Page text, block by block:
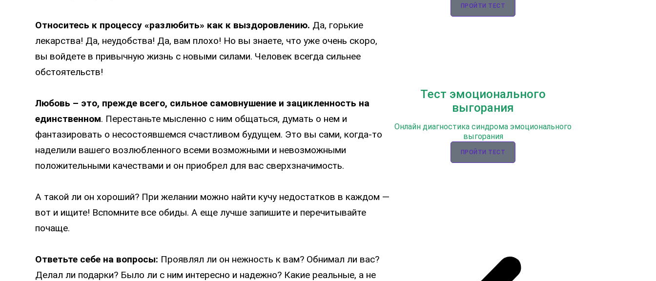
Относитесь к процессу «разлюбить» как к выздоровлению. Да, горькие
лекарства! Да, неудобства! Да, вам плохо! Но вы знаете, что уже очень скоро,
вы войдете в привычную жизнь с новыми силами. Человек всегда сильнее
обстоятельств!
Любовь – это, прежде всего, сильное самовнушение и зацикленность на
единственном. Перестаньте мысленно с ним общаться, думать о нем и
фантазировать о несостоявшемся счастливом будущем. Это вы сами, когда-то
наделили вашего возлюбленного всеми возможными и невозможными
положительными качествами и он приобрел для вас сверхзначимость.
А такой ли он хороший? При желании можно найти кучу недостатков в каждом —
вот и ищите! Вспомните все обиды. А еще лучше запишите и перечитывайте
почаще.
Ответьте себе на вопросы: Проявлял ли он нежность к вам? Обнимал ли вас?
Делал ли подарки? Было ли с ним интересно и надежно? Какие реальные, а не
ПРОЙТИ ТЕСТ
Тест эмоционального
выгорания
Онлайн диагностика синдрома эмоционального
выгорания
ПРОЙТИ ТЕСТ